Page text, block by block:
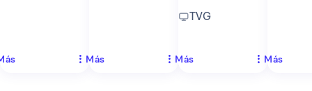
Más
TVG
Más Más